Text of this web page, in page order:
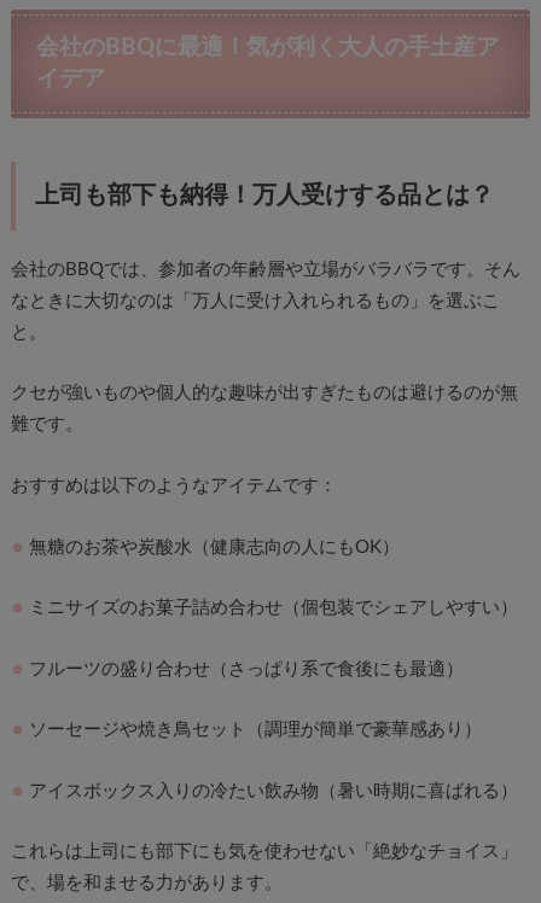
会社のBBQに最適！気が利く大人の手土産ア
イデア
上司も部下も納得！万人受けする品とは？
会社のBBQでは、参加者の年齢層や立場がバラバラです。そん
なときに大切なのは「万人に受け入れられるもの」を選ぶこ
と。
クセが強いものや個人的な趣味が出すぎたものは避けるのが無
難です。
おすすめは以下のようなアイテムです：
無糖のお茶や炭酸水（健康志向の人にもOK）
ミニサイズのお菓子詰め合わせ（個包装でシェアしやすい）
フルーツの盛り合わせ（さっぱり系で食後にも最適）
ソーセージや焼き鳥セット（調理が簡単で豪華感あり）
アイスボックス入りの冷たい飲み物（暑い時期に喜ばれる）
これらは上司にも部下にも気を使わせない「絶妙なチョイス」
で、場を和ませる力があります。